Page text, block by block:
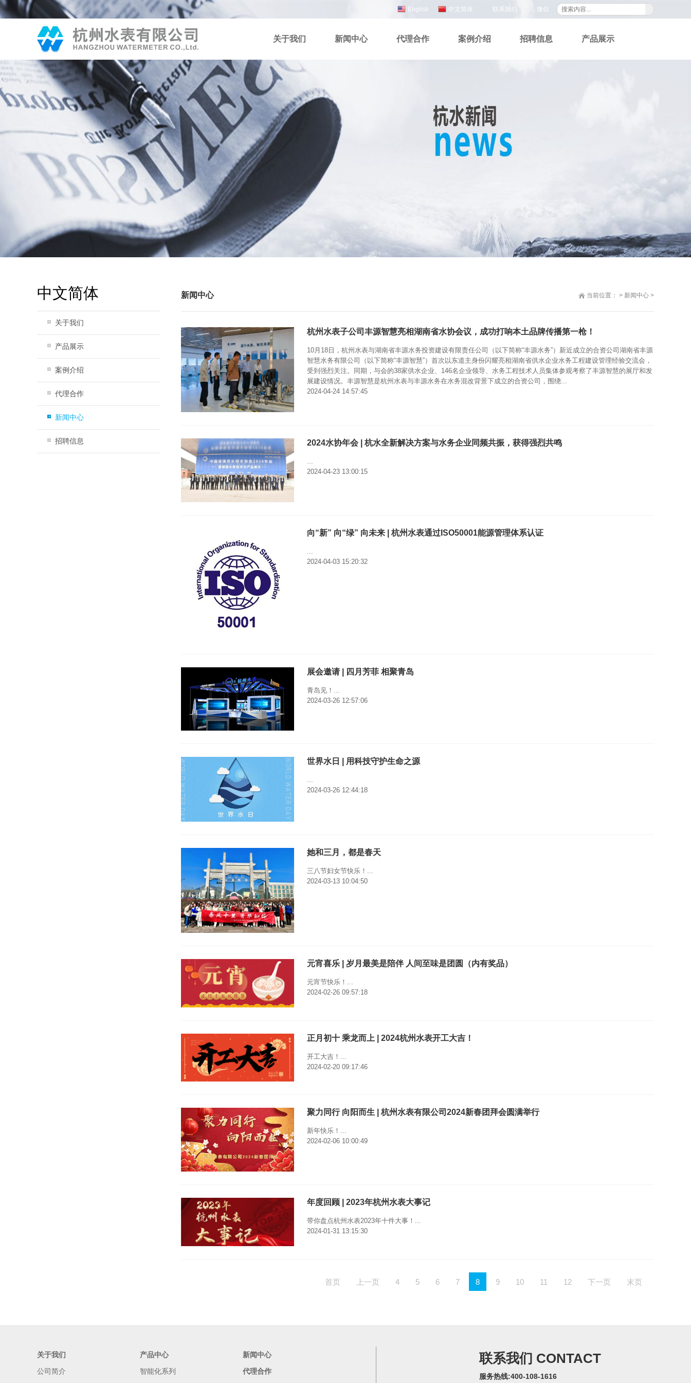
English 中文简体 联系我们 微信
关于我们 新闻中心 代理合作 案例介绍 招聘信息 产品展示
当前位置： > 新闻中心 >
新闻中心
杭州水表子公司丰源智慧亮相湖南省水协会议，成功打响本土品牌传播第一枪！
10月18日，杭州水表与湖南省丰源水务投资建设有限责任公司（以下简称“丰源水务”）新近成立的合资公司湖南省丰源
智慧水务有限公司（以下简称“丰源智慧”）首次以东道主身份闪耀亮相湖南省供水企业水务工程建设管理经验交流会，
受到强烈关注。同期，与会的38家供水企业、146名企业领导、水务工程技术人员集体参观考察了丰源智慧的展厅和发
展建设情况。丰源智慧是杭州水表与丰源水务在水务混改背景下成立的合资公司，围绕...
2024-04-24 14:57:45
2024水协年会 | 杭水全新解决方案与水务企业同频共振，获得强烈共鸣
...
2024-04-23 13:00:15
向“新” 向“绿” 向未来 | 杭州水表通过ISO50001能源管理体系认证
2024-04-03 15:20:32
展会邀请 | 四月芳菲 相聚青岛
青岛见！...
2024-03-26 12:57:06
世界水日 | 用科技守护生命之源
...
2024-03-26 12:44:18
她和三月，都是春天
三八节妇女节快乐！...
2024-03-13 10:04:50
元宵喜乐 | 岁月最美是陪伴 人间至味是团圆（内有奖品）
元宵节快乐！...
2024-02-26 09:57:18
正月初十 乘龙而上 | 2024杭州水表开工大吉！
开工大吉！...
2024-02-20 09:17:46
聚力同行 向阳而生 | 杭州水表有限公司2024新春团拜会圆满举行
新年快乐！...
2024-02-06 10:00:49
年度回顾 | 2023年杭州水表大事记
带你盘点杭州水表2023年十件大事！...
2024-01-31 13:15:30
首页 上一页 4 5 6 7 8 9 10 11 12 下一页 末页
中文简体
关于我们
产品展示
案例介绍
代理合作
新闻中心
招聘信息
关于我们
公司简介
产品中心
智能化系列
新闻中心
代理合作
联系我们 CONTACT
服务热线:400-108-1616